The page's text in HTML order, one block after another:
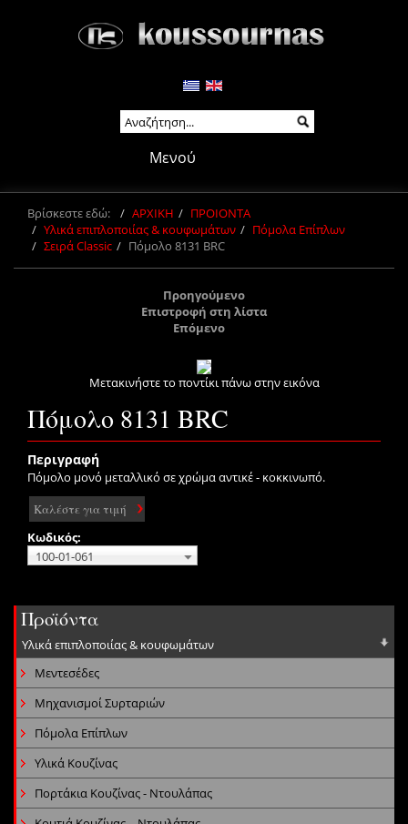
Μενού
Βρίσκεστε εδώ: ΑΡΧΙΚΗ
ΠΡΟΙΟΝΤΑ
Υλικά επιπλοποιίας & κουφωμάτων
Πόμολα Επίπλων
Σειρά Classic
Πόμολο 8131 BRC
Προηγούμενο
Επιστροφή στη λίστα
Επόμενο
Μετακινήστε το ποντίκι πάνω στην εικόνα
Πόμολο 8131 BRC
Περιγραφή
Πόμολο μονό μεταλλικό σε χρώμα αντικέ - κοκκινωπό.
Καλέστε για τιμή
Κωδικός:
100-01-061
Προϊόντα
Υλικά επιπλοποιίας & κουφωμάτων
Μεντεσέδες
Μηχανισμοί Συρταριών
Πόμολα Επίπλων
Υλικά Κουζίνας
Πορτάκια Κουζίνας - Ντουλάπας